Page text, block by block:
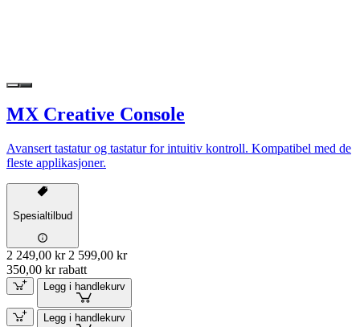
MX Creative Console
Avansert tastatur og tastatur for intuitiv kontroll. Kompatibel med de
fleste applikasjoner.
Spesialtilbud
2 249,00 kr 2 599,00 kr
350,00 kr rabatt
Legg i handlekurv
Legg i handlekurv